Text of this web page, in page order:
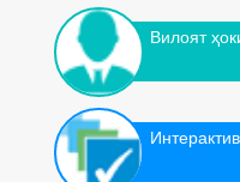
Вилоят